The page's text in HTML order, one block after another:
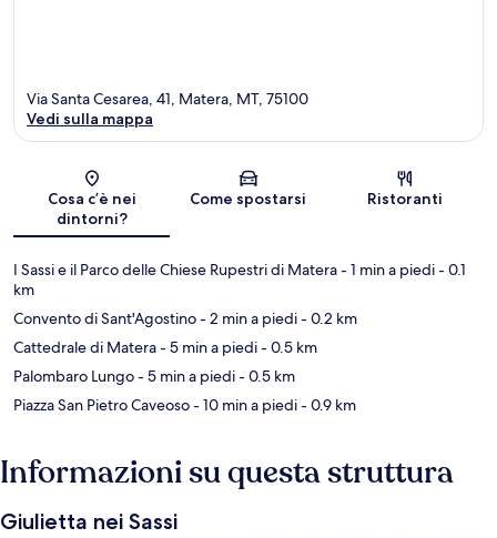
Mappa
Via Santa Cesarea, 41, Matera, MT, 75100
Vedi sulla mappa
Cosa c’è nei
dintorni?
Come spostarsi Ristoranti
I Sassi e il Parco delle Chiese Rupestri di Matera- 1 min a piedi- 0.1
km
Convento di Sant'Agostino- 2 min a piedi- 0.2 km
Cattedrale di Matera- 5 min a piedi- 0.5 km
Palombaro Lungo- 5 min a piedi- 0.5 km
Piazza San Pietro Caveoso- 10 min a piedi- 0.9 km
Informazioni su questa struttura
Giulietta nei Sassi